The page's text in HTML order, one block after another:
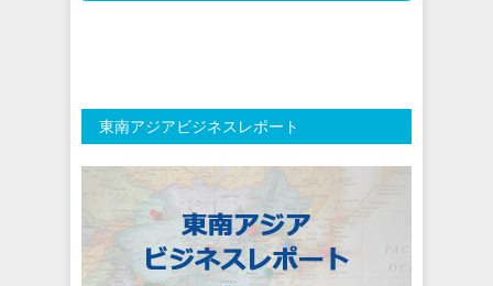
東南アジアビジネスレポート